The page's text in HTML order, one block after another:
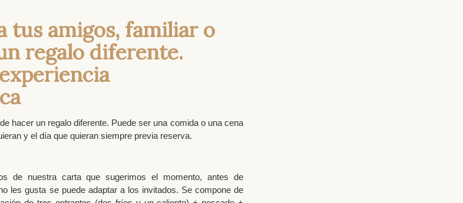
tus amigos, familiar o
regalo diferente.
hacer un regalo diferente. Puede ser una comida o una cena
y el día que quieran siempre previa reserva.
de nuestra carta que sugerimos el momento, antes de
les gusta se puede adaptar a los invitados. Se compone de